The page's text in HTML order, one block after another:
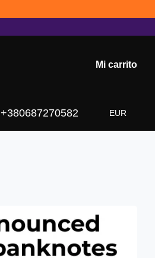
Mi carrito
+380687270582 EUR